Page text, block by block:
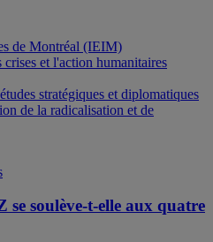
soulève-t-elle aux quatre